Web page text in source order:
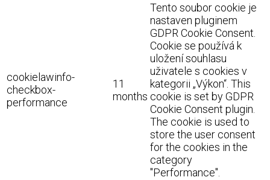
cookielawinfo-
checkbox-
performance
11
months
Tento soubor cookie je
nastaven pluginem
GDPR Cookie Consent.
Cookie se používá k
uložení souhlasu
uživatele s cookies v
kategorii „Výkon“. This
cookie is set by GDPR
Cookie Consent plugin.
The cookie is used to
store the user consent
for the cookies in the
category
"Performance".